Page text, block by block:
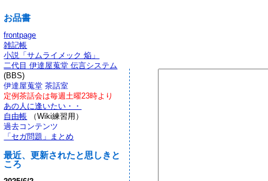
お品書
frontpage
雑記帳
小説「サムライメック 焔」
二代目 伊達屋蒐堂 伝言システム
(BBS)
伊達屋蒐堂 茶話室
定例茶話会は毎週土曜23時より
あの人に逢いたい・・
自由帳 （Wiki練習用）
過去コンテンツ
「セガ問題」まとめ
最近、更新されたと思しきと
ころ